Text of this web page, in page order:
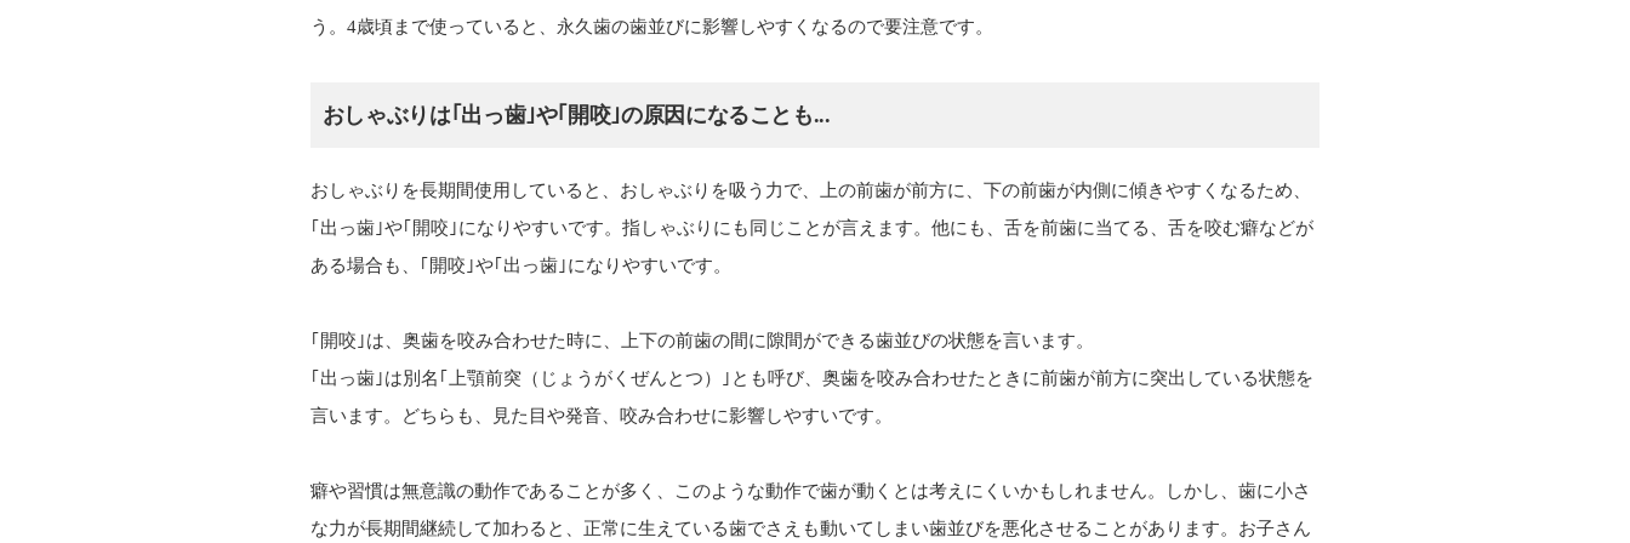
う。4歳頃まで使っていると、永久歯の歯並びに影響しやすくなるので要注意です。
おしゃぶりは｢出っ歯｣や｢開咬｣の原因になることも...
おしゃぶりを長期間使用していると、おしゃぶりを吸う力で、上の前歯が前方に、下の前歯が内側に傾きやすくなるため、
｢出っ歯｣や｢開咬｣になりやすいです。指しゃぶりにも同じことが言えます。他にも、舌を前歯に当てる、舌を咬む癖などが
ある場合も、｢開咬｣や｢出っ歯｣になりやすいです。
｢開咬｣は、奥歯を咬み合わせた時に、上下の前歯の間に隙間ができる歯並びの状態を言います。
｢出っ歯｣は別名｢上顎前突（じょうがくぜんとつ）｣とも呼び、奥歯を咬み合わせたときに前歯が前方に突出している状態を
言います。どちらも、見た目や発音、咬み合わせに影響しやすいです。
癖や習慣は無意識の動作であることが多く、このような動作で歯が動くとは考えにくいかもしれません。しかし、歯に小さ
な力が長期間継続して加わると、正常に生えている歯でさえも動いてしまい歯並びを悪化させることがあります。お子さん